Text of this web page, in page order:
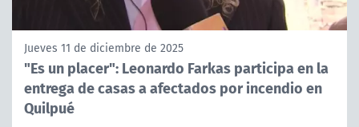
Jueves 11 de diciembre de 2025
"Es un placer": Leonardo Farkas participa en la
entrega de casas a afectados por incendio en
Quilpué